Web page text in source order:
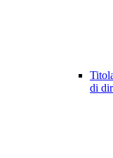
di